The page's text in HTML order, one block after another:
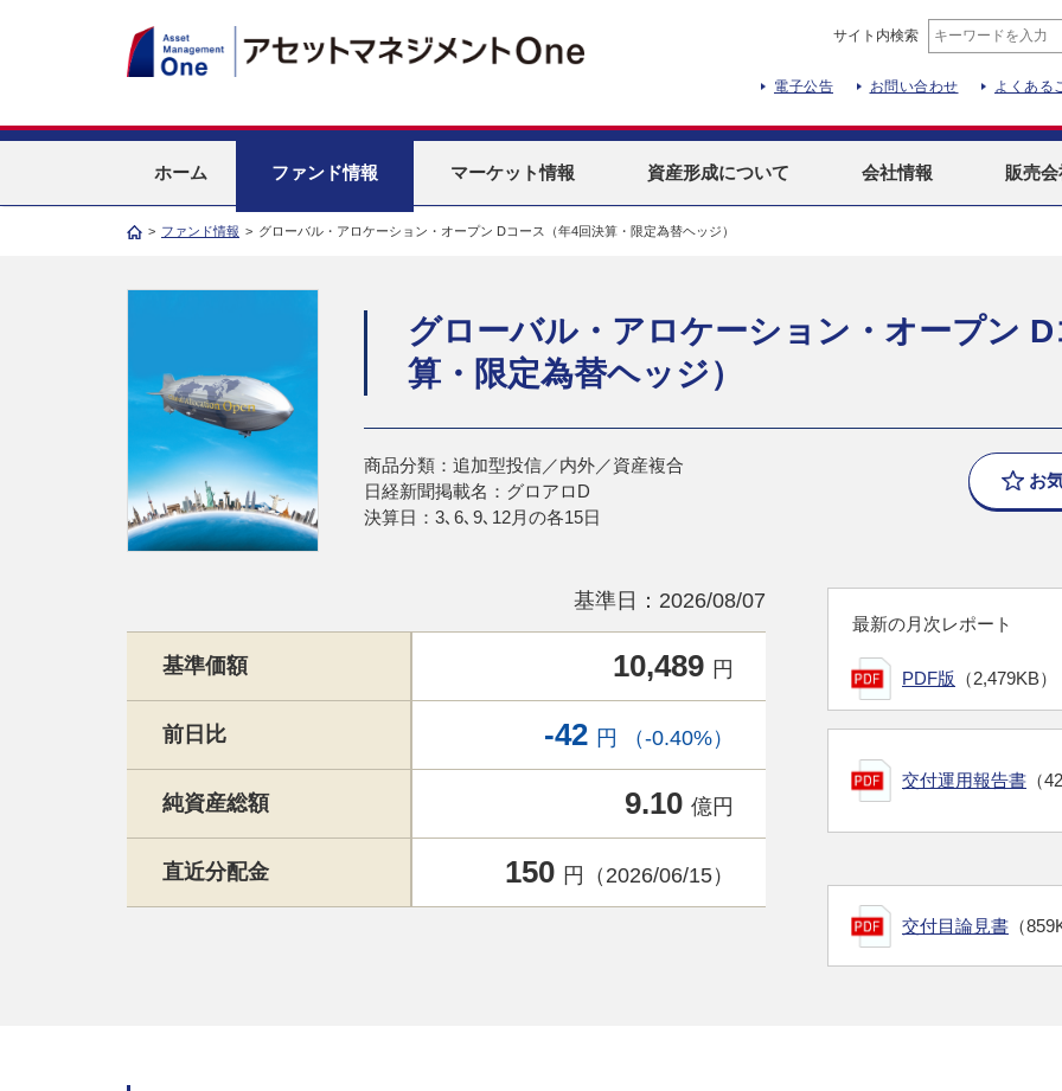
サイト内検索
電子公告 お問い合わせ よくある
ホーム ファンド情報 マーケット情報 資産形成について 会社情報 販売
> ファンド情報 > グローバル・アロケーション・オープン Dコース（年4回決算・限定為替ヘッジ）
グローバル・アロケーション・オープン
算・限定為替ヘッジ）
商品分類：追加型投信／内外／資産複合
日経新聞掲載名：グロアロD
決算日：3､6､9､12月の各15日
お
基準日：2026/08/07
基準価額 10,489 円
前日比 -42 円 （-0.40%）
純資産総額 9.10 億円
直近分配金 150 円（2026/06/15）
最新の月次レポート
PDF版 （2,479KB）
交付運用報告書 （
交付目論見書 （